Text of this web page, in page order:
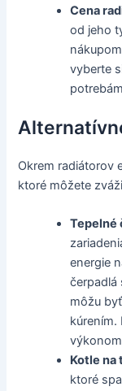
Cena
od jeho
vyberte
Okrem radiátorov
ktoré môžete
Tepelné
energie
čerpadlá
môžu
kúrením.
Kotle na
ktoré